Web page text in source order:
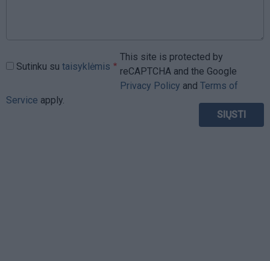
Sutinku su taisyklėmis
This site is protected by
reCAPTCHA and the Google
Privacy Policy and Terms of
Service apply.